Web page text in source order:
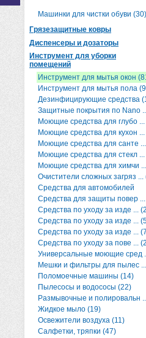
Машинки для чистки обуви (30)
Грязезащитные ковры
Диспенсеры и дозаторы
Инструмент для уборки
помещений
Инструмент для мытья окон
Инструмент для мытья пола
Дезинфицирующие средства
Защитные покрытия по Nano
Моющие средства для глубо
Моющие средства для кухон
Моющие средства для санте
Моющие средства для стекл
Моющие средства для химчи
Очистители сложных загряз ...
Средства для автомобилей
Средства для защиты повер
Средства по уходу за изде ...
Средства по уходу за изде ...
Средства по уходу за изде ...
Средства по уходу за пове ...
Универсальные моющие сред
Мешки и фильтры для пылес
Поломоечные машины (14)
Пылесосы и водососы (22)
Размывочные и полировальн
Жидкое мыло (19)
Освежители воздуха (11)
Салфетки, тряпки (47)